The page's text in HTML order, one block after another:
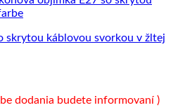
skrytou káblovou svorkou v žltej
dodania budete informovaní )